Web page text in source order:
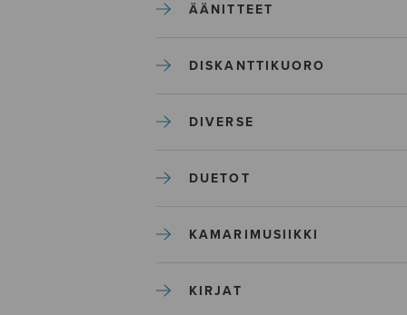
ÄÄNITTEET
DISKANTTIKUORO
DIVERSE
DUETOT
KAMARIMUSIIKKI
KIRJAT